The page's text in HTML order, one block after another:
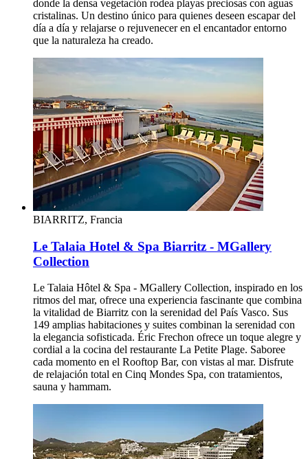
donde la densa vegetación rodea playas preciosas con aguas
cristalinas. Un destino único para quienes deseen escapar del
día a día y relajarse o rejuvenecer en el encantador entorno
que la naturaleza ha creado.
BIARRITZ, Francia
Le Talaia Hotel & Spa Biarritz - MGallery
Collection
Le Talaia Hôtel & Spa - MGallery Collection, inspirado en los
ritmos del mar, ofrece una experiencia fascinante que combina
la vitalidad de Biarritz con la serenidad del País Vasco. Sus
149 amplias habitaciones y suites combinan la serenidad con
la elegancia sofisticada. Éric Frechon ofrece un toque alegre y
cordial a la cocina del restaurante La Petite Plage. Saboree
cada momento en el Rooftop Bar, con vistas al mar. Disfrute
de relajación total en Cinq Mondes Spa, con tratamientos,
sauna y hammam.